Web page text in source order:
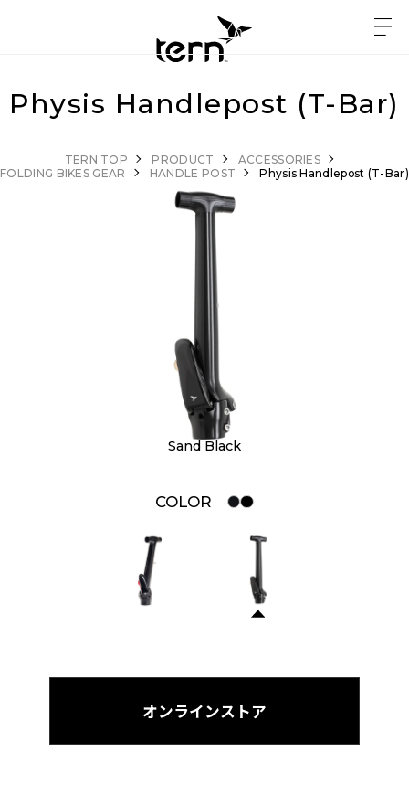
Physis Handlepost (T-Bar)
TERN TOP PRODUCT
ACCESSORIES
FOLDING BIKES GEAR
HANDLE POST Physis Handlepost (T-Bar)
Sand Black
COLOR
オンラインストア